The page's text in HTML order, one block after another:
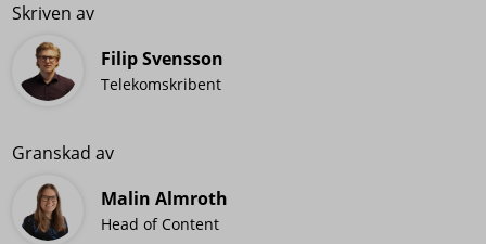
Skriven av
Filip Svensson
Telekomskribent
Granskad av
Malin Almroth
Head of Content